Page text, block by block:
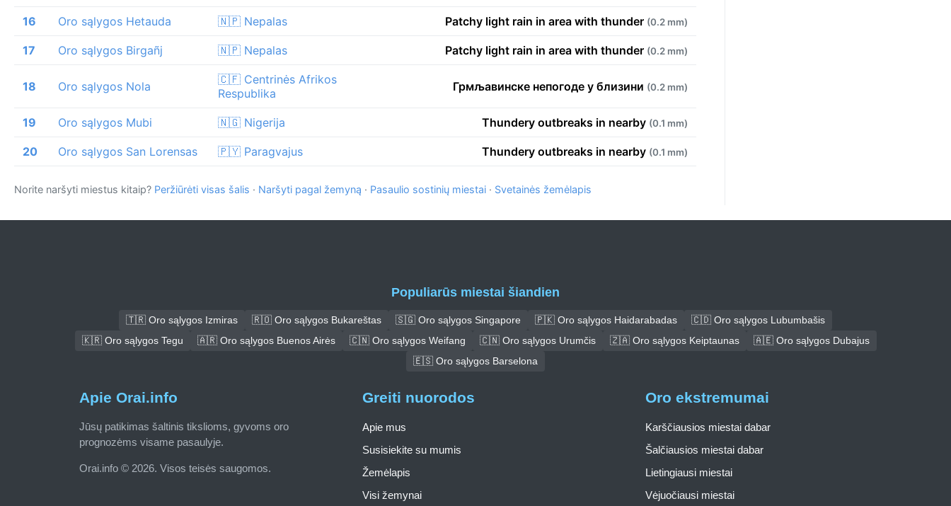
16 Oro sąlygos Hetauda 🇳🇵 Nepalas Patchy light rain in area with thunder (0.2 mm)
17 Oro sąlygos Birgañj 🇳🇵 Nepalas Patchy light rain in area with thunder (0.2 mm)
18 Oro sąlygos Nola
🇨🇫 Centrinės Afrikos
Respublika
Грмљавинске непогоде у близини (0.2 mm)
19 Oro sąlygos Mubi 🇳🇬 Nigerija Thundery outbreaks in nearby (0.1 mm)
20 Oro sąlygos San Lorensas 🇵🇾 Paragvajus Thundery outbreaks in nearby (0.1 mm)
Norite naršyti miestus kitaip? Peržiūrėti visas šalis · Naršyti pagal žemyną · Pasaulio sostinių miestai · Svetainės žemėlapis
Populiarūs miestai šiandien
🇹🇷 Oro sąlygos Izmiras 🇷🇴 Oro sąlygos Bukareštas 🇸🇬 Oro sąlygos Singapore 🇵🇰 Oro sąlygos Haidarabadas
🇨🇩 Oro sąlygos Lubumbašis
🇰🇷 Oro sąlygos Tegu
🇦🇷 Oro sąlygos Buenos Airės 🇨🇳 Oro sąlygos Weifang 🇨🇳 Oro sąlygos Urumčis 🇿🇦 Oro sąlygos Keiptaunas
🇦🇪 Oro sąlygos Dubajus
🇪🇸 Oro sąlygos Barselona
Apie Orai.info
Jūsų patikimas šaltinis tikslioms, gyvoms oro
prognozėms visame pasaulyje.
Orai.info © 2026. Visos teisės saugomos.
Greiti nuorodos
Apie mus
Susisiekite su mumis
Žemėlapis
Visi žemynai
Oro ekstremumai
Karščiausios miestai dabar
Šalčiausios miestai dabar
Lietingiausi miestai
Vėjuočiausi miestai